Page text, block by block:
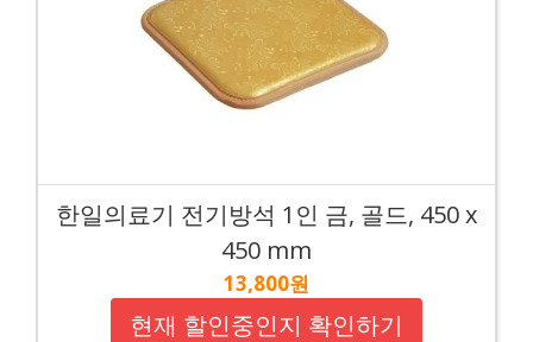
한일의료기 전기방석 1인 금, 골드, 450 x
450 mm
13,800원
현재 할인중인지 확인하기